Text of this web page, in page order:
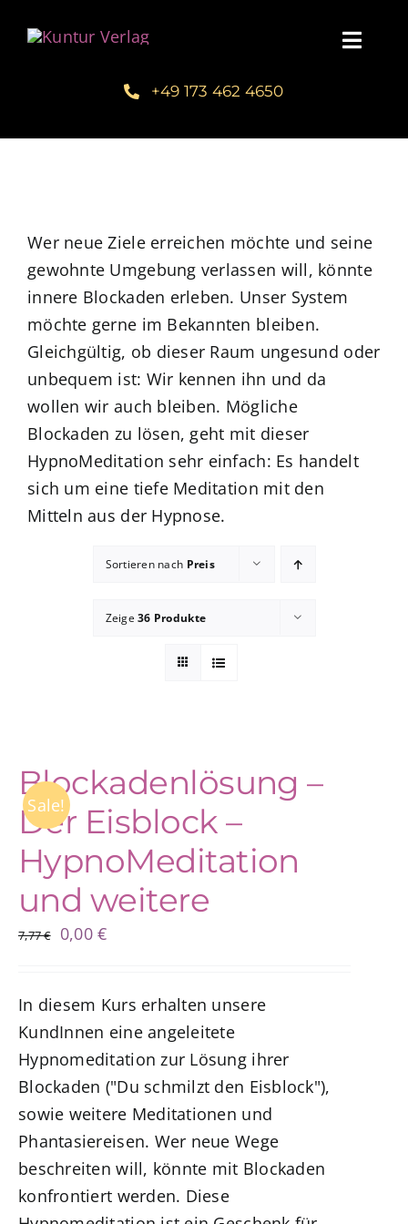
Inhalt
Verlegerin Deborah Bichlmeier
zum Buchhandel
+49 173 462 4650
Wer neue Ziele erreichen möchte und seine
gewohnte Umgebung verlassen will, könnte
innere Blockaden erleben. Unser System
möchte gerne im Bekannten bleiben.
Gleichgültig, ob dieser Raum ungesund oder
unbequem ist: Wir kennen ihn und da
wollen wir auch bleiben. Mögliche
Blockaden zu lösen, geht mit dieser
HypnoMeditation sehr einfach: Es handelt
sich um eine tiefe Meditation mit den
Mitteln aus der Hypnose.
Sortieren nach Preis
Zeige36 Produkte
Sale!
Blockadenlösung –
Der Eisblock –
HypnoMeditation
und weitere
7,77€
Ursprünglicher
7,77 €
0,00€Aktueller
0,00 €.
In diesem Kurs erhalten unsere
KundInnen eine angeleitete
Hypnomeditation zur Lösung ihrer
Blockaden ("Du schmilzt den Eisblock"),
sowie weitere Meditationen und
Phantasiereisen. Wer neue Wege
beschreiten will, könnte mit Blockaden
konfrontiert werden. Diese